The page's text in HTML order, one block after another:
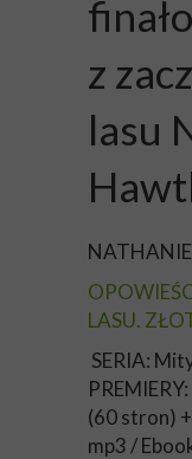
z
lasu
LASU.
SERIA:
(60 stron)
mp3 /